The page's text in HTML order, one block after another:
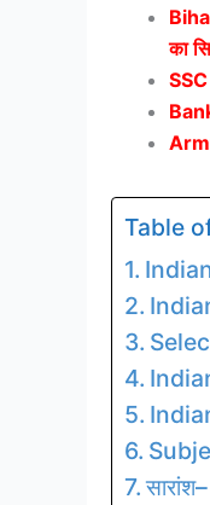
का
SSC
Table
सारांश–